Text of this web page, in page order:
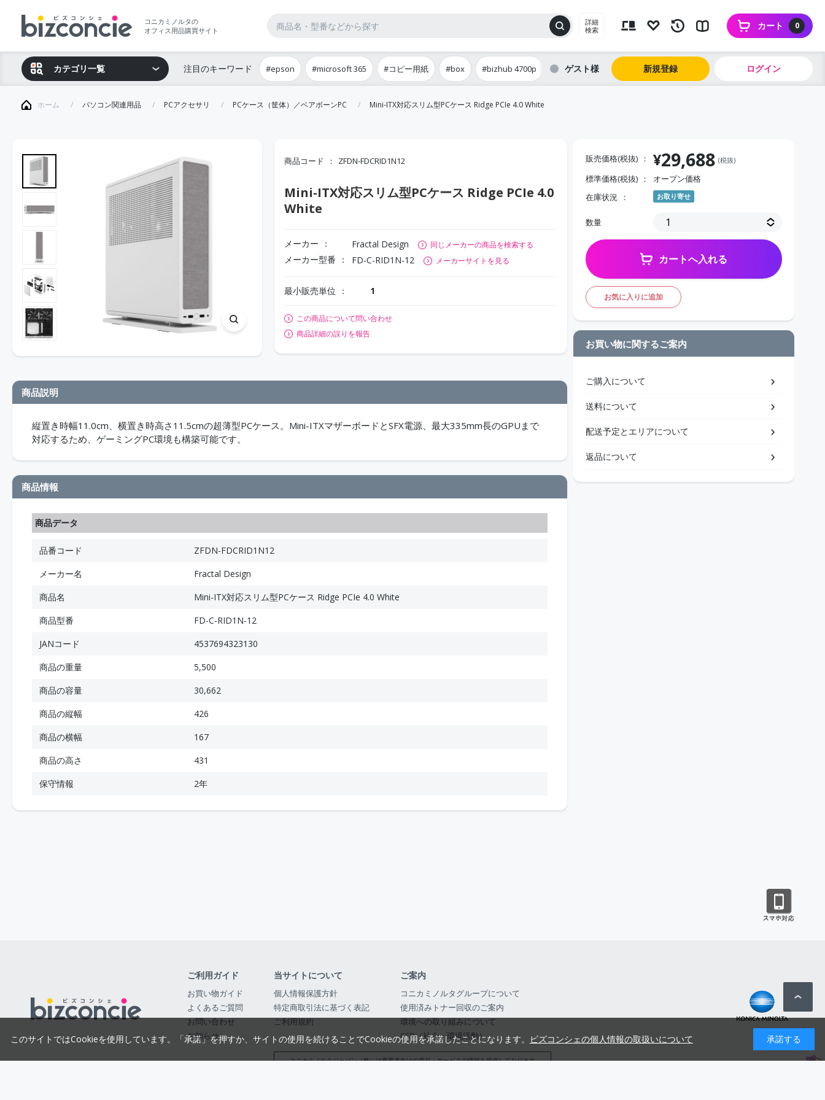
コニカミノルタの
オフィス用品購買サイト
詳細
検索
0
カート
カテゴリ一覧 注目のキーワード #epson #microsoft 365 #コピー用紙 #box #bizhub 4700p ゲスト 新規登録 ログイン
ホーム パソコン関連用品 PCアクセサリ PCケース（筐体）／ベアボーンPC Mini-ITX対応スリム型PCケース Ridge PCIe 4.0 White
商品コード ZFDN-FDCRID1N12
Mini-ITX対応スリム型PCケース Ridge PCIe 4.0
White
メーカー Fractal Design 同じメーカーの商品を検索する
メーカー型番 FD-C-RID1N-12 メーカーサイトを見る
最小販売単位 1
この商品について問い合わせ
商品詳細の誤りを報告
商品説明
縦置き時幅11.0cm、横置き時高さ11.5cmの超薄型PCケース。Mini-ITXマザーボードとSFX電源、最大335mm長のGPUまで
対応するため、ゲーミングPC環境も構築可能です。
商品情報
商品データ
品番コード
ZFDN-FDCRID1N12
メーカー名
Fractal Design
商品名
Mini-ITX対応スリム型PCケース Ridge PCIe 4.0 White
商品型番
FD-C-RID1N-12
JANコード
4537694323130
商品の重量
5,500
商品の容量
30,662
商品の縦幅
426
商品の横幅
167
商品の高さ
431
保守情報
2年
販売価格(税抜) ¥29,688 (税抜)
標準価格(税抜)
オープン価格
在庫状況
お取り寄せ
数量
カートへ入れる
お気に入りに追加
お買い物に関するご案内
ご購入について
送料について
配送予定とエリアについて
返品について
ご利用ガイド
お買い物ガイド
よくあるご質問
お問い合わせ
お知らせ
当サイトについて
個人情報保護方針
特定商取引法に基づく表記
ご利用規約
ご案内
コニカミノルタグループについて
使用済みトナー回収のご案内
環境への取り組みについて
CSR（社会・環境活動）
コニカミノルタジャパン（株）は事業者向けの商品・サービスの情報を提供しております
このサイトではCookieを使用しています。「承諾」を押すか、サイトの使用を続けることでCookieの使用を承諾したことになります。 ビズコンシェの個人情報の取扱いについて 承諾する